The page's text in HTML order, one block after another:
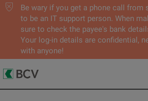
Be wary if you get a phone call from
to be an IT support person. When
sure to check the payee's bank
Your log-in details are confidential,
with anyone!